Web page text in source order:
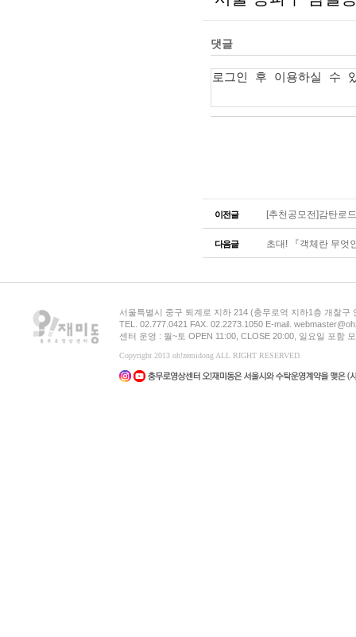
이전글 [추천공모전]감탄로
다음글 초대! 『객체란 무엇
서울특별시 중구 퇴계로 지하 214 (충무로역 지하1층 개찰구
TEL. 02.777.0421 FAX. 02.2273.1050 E-mail.
센터 운영 : 월~토 OPEN 11:00, CLOSE 20:00, 일요일 포함
Copyright 2013 oh!zemidong ALL RIGHT RESERVED.